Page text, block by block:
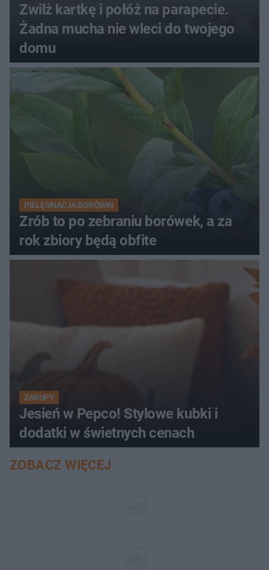
Zwilż kartkę i połóż na parapecie.
Żadna mucha nie wleci do twojego
domu
PIELĘGNACJA BORÓWKI
Zrób to po zebraniu borówek, a za
rok zbiory będą obfite
ZAKUPY
Jesień w Pepco! Stylowe kubki i
dodatki w świetnych cenach
ZOBACZ WIĘCEJ